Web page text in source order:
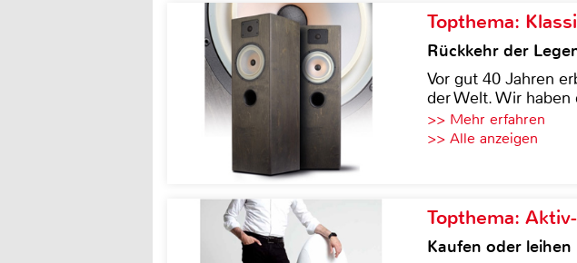
Topthema:
Rückkehr der
Vor gut 40 Jahren
der Welt. Wir
>> Mehr erfahren
>> Alle anzeigen
Topthema:
Kaufen oder leihen